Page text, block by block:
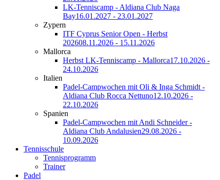
LK-Tenniscamp - Aldiana Club Naga
Bay16.01.2027 - 23.01.2027
Zypern
ITF Cyprus Senior Open - Herbst
202608.11.2026 - 15.11.2026
Mallorca
Herbst LK-Tenniscamp - Mallorca17.10.2026 -
24.10.2026
Italien
Padel-Campwochen mit Oli & Inga Schmidt -
Aldiana Club Rocca Nettuno12.10.2026 -
22.10.2026
Spanien
Padel-Campwochen mit Andi Schneider -
Aldiana Club Andalusien29.08.2026 -
10.09.2026
Tennisschule
Tennisprogramm
Trainer
Padel